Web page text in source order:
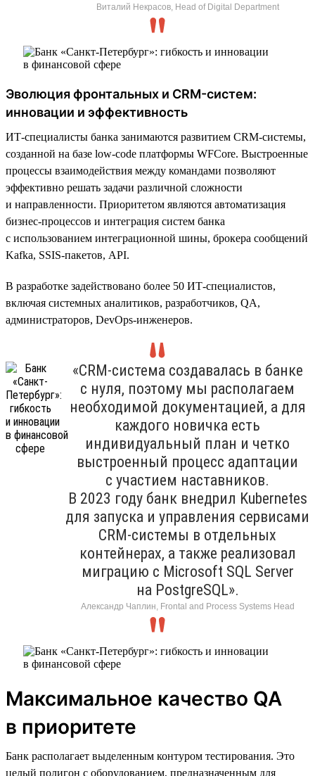
Виталий Некрасов, Head of Digital Department
Эволюция фронтальных и CRM-систем:
инновации и эффективность
ИТ-специалисты банка занимаются развитием CRM-системы,
созданной на базе low-code платформы WFСore. Выстроенные
процессы взаимодействия между командами позволяют
эффективно решать задачи различной сложности
и направленности. Приоритетом являются автоматизация
бизнес-процессов и интеграция систем банка
с использованием интеграционной шины, брокера сообщений
Kafka, SSIS-пакетов, API.
В разработке задействовано более 50 ИТ-специалистов,
включая системных аналитиков, разработчиков, QA,
администраторов, DevOps-инженеров.
«CRM-система создавалась в банке
с нуля, поэтому мы располагаем
необходимой документацией, а для
каждого новичка есть
индивидуальный план и четко
выстроенный процесс адаптации
с участием наставников.
В 2023 году банк внедрил Kubernetes
для запуска и управления сервисами
CRM-системы в отдельных
контейнерах, а также реализовал
миграцию с Microsoft SQL Server
на PostgreSQL».
Александр Чаплин, Frontal and Process Systems Head
Максимальное качество QA
в приоритете
Банк располагает выделенным контуром тестирования. Это
целый полигон с оборудованием, предназначенным для